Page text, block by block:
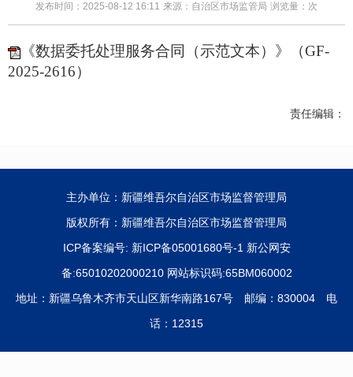
发布时间：2025-08-12 16:11 来源：自治区市场监管局 浏览量： 次
《数据委托处理服务合同（示范文本）》（GF-
2025-2616）
责任编辑：
主办单位：新疆维吾尔自治区市场监督管理局
版权所有：新疆维吾尔自治区市场监督管理局
ICP备案编号: 新ICP备05001680号-1 新公网安
备:65010202000210 网站标识码:65BM060002
地址：新疆乌鲁木齐市天山区新华南路167号 邮编：830004 电
话：12315